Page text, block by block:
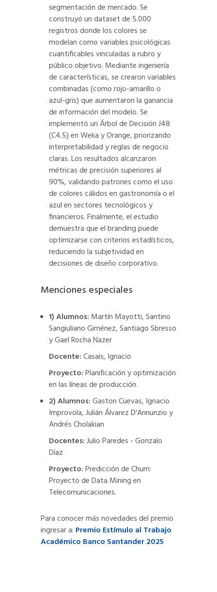
segmentación de mercado. Se
construyó un dataset de 5.000
registros donde los colores se
modelan como variables psicológicas
cuantificables vinculadas a rubro y
público objetivo. Mediante ingeniería
de características, se crearon variables
combinadas (como rojo-amarillo o
azul-gris) que aumentaron la ganancia
de información del modelo. Se
implementó un Árbol de Decisión J48
(C4.5) en Weka y Orange, priorizando
interpretabilidad y reglas de negocio
claras. Los resultados alcanzaron
métricas de precisión superiores al
90%, validando patrones como el uso
de colores cálidos en gastronomía o el
azul en sectores tecnológicos y
financieros. Finalmente, el estudio
demuestra que el branding puede
optimizarse con criterios estadísticos,
reduciendo la subjetividad en
decisiones de diseño corporativo.
Menciones especiales
1) Alumnos: Martín Mayotti, Santino
Sangiuliano Giménez, Santiago Sbresso
y Gael Rocha Nazer
Docente:Casais, Ignacio
Proyecto:Planificación y optimización
en las líneas de producción.
2) Alumnos:Gaston Cuevas, Ignacio
Improvola, Julián Álvarez D'Annunzio y
Andrés Cholakian
Docentes:Julio Paredes - Gonzalo
Díaz
Proyecto:Predicción de Churn:
Proyecto de Data Mining en
Telecomunicaciones.
Para conocer más novedades del premio
ingresar a: Premio Estímulo al Trabajo
Académico Banco Santander 2025